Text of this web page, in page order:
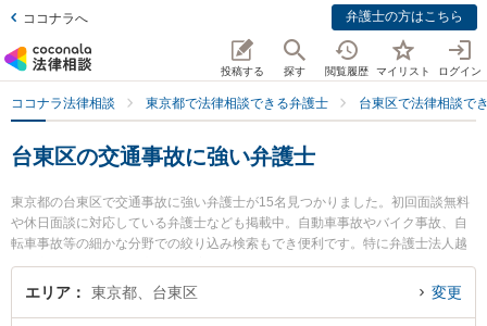
ココナラへ 弁護士の方はこちら
投稿する 探す 閲覧履歴 マイリスト ログイン
ココナラ法律相談 東京都で法律相談できる弁護士 台東区で法律相談で
台東区の交通事故に強い弁護士
東京都の台東区で交通事故に強い弁護士が15名見つかりました。初回面談無料
や休日面談に対応している弁護士なども掲載中。自動車事故やバイク事故、自
転車事故等の細かな分野での絞り込み検索もでき便利です。特に弁護士法人越
野・髙本法律事務所の髙本 紗斗美弁護士やSTO法律事務所の田本 雅樹弁護士、
漆原法律事務所の漆原 照大弁護士のプロフィール情報や弁護士費用、強みなど
エリア 東京都、台東区 変更